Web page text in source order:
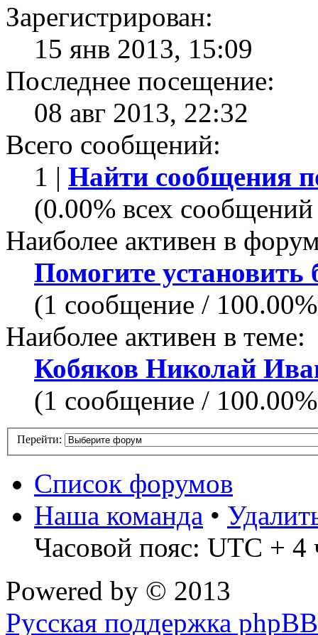
Зарегистрирован:
15 янв 2013, 15:09
Последнее посещение:
08 авг 2013, 22:32
Всего сообщений:
1 | Найти сообщения
(0.00% всех
Наиболее активен в
Помогите установить
(1 сообщение /
Наиболее активен в теме:
Кобяков Николай
(1 сообщение /
Перейти:
Список форумов
Наша команда •
Часовой пояс: UTC + 4
Powered by © 2013
Русская поддержка phpBB